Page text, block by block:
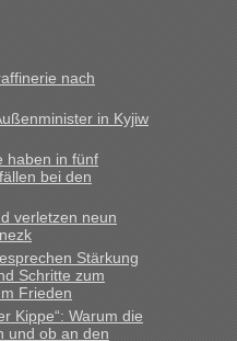
den Grenzen Ukraine/
10 h Wartezeit. Wollen
früh.“
nach
in Kyjiw
haben in fünf
bei den
verletzen neun
Stärkung
Schritte zum
Frieden
Kippe“: Warum die
und ob an den